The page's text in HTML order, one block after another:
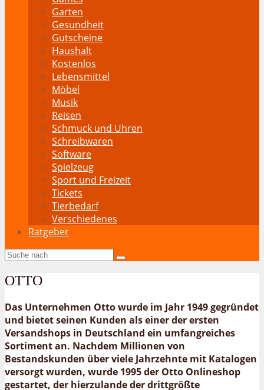
Garten
Gesundheit
Gutscheine
Haushalt
Kostenlos
Lebensmittel
Möbel
Musik
Reisen
Schmuck und Uhren
Schreibwaren
Software
Spielzeug
Sport und Freizeit
Tickets
Tierbedarf
Verschiedenes
Ratgeber
OTTO
Das Unternehmen Otto wurde im Jahr 1949 gegründet
und bietet seinen Kunden als einer der ersten
Versandshops in Deutschland ein umfangreiches
Sortiment an. Nachdem Millionen von
Bestandskunden über viele Jahrzehnte mit Katalogen
versorgt wurden, wurde 1995 der Otto Onlineshop
gestartet, der hierzulande der drittgrößte